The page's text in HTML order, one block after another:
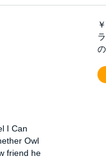
I Can
Owl
friend he